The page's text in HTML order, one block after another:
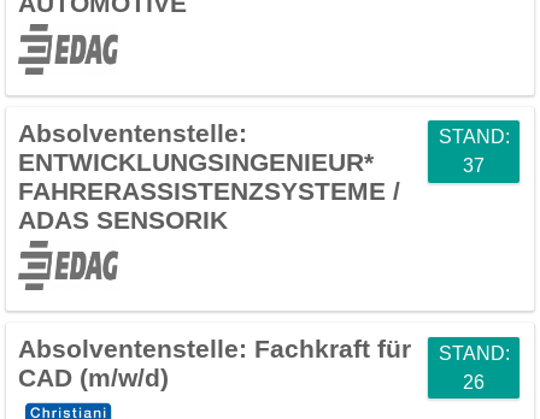
Absolventenstelle:
ENTWICKLUNGSINGENIEUR*
FAHRERASSISTENZSYSTEME /
ADAS SENSORIK
STAND:
37
Absolventenstelle: Fachkraft für
CAD (m/w/d)
STAND:
26